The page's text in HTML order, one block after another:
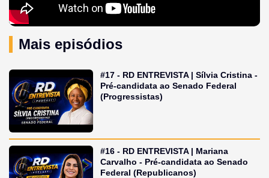
Mais episódios
#17 - RD ENTREVISTA | Sílvia Cristina -
Pré-candidata ao Senado Federal
(Progressistas)
#16 - RD ENTREVISTA | Mariana
Carvalho - Pré-candidata ao Senado
Federal (Republicanos)